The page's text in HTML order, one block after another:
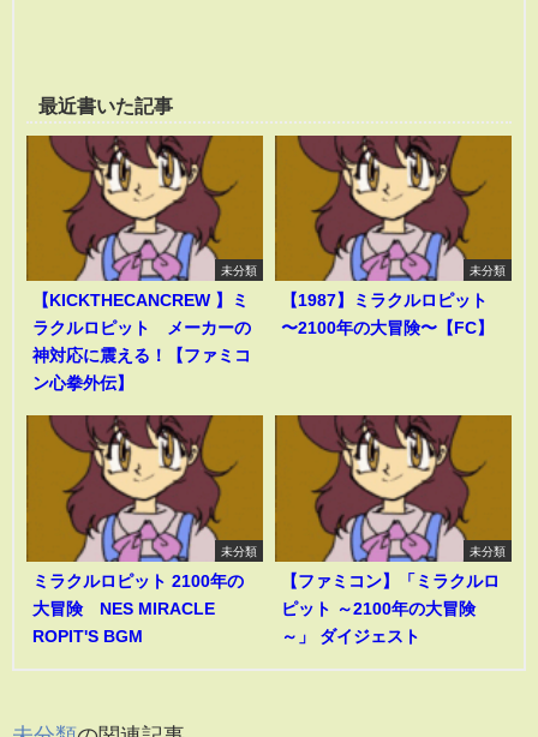
最近書いた記事
未分類
【KICKTHECANCREW 】ミ
ラクルロピット メーカーの
神対応に震える！【ファミコ
ン心拳外伝】
未分類
【1987】ミラクルロピット
〜2100年の大冒険〜【FC】
未分類
ミラクルロピット 2100年の
大冒険 NES MIRACLE
ROPIT'S BGM
未分類
【ファミコン】「ミラクルロ
ピット ～2100年の大冒険
～」 ダイジェスト